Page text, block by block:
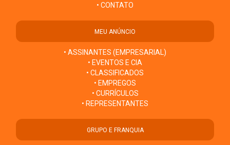
• CONTATO
MEU ANÚNCIO
• ASSINANTES (EMPRESARIAL)
• EVENTOS E CIA
• CLASSIFICADOS
• EMPREGOS
• CURRÍCULOS
• REPRESENTANTES
GRUPO E FRANQUIA